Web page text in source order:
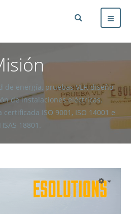
de energía, pruebas VLF, diseño
de instalaciones eléctricas.
ISO 9001, ISO 14001 e
18801.